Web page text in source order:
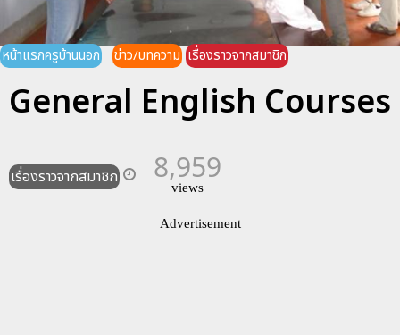
หน้าแรกครูบ้านนอก ข่าว/บทความ เรื่องราวจากสมาชิก
General English Courses
เรื่องราวจากสมาชิก 8,959
views
Advertisement